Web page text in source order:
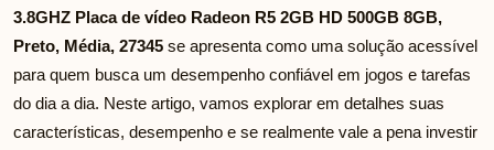
3.8GHZ Placa de vídeo Radeon R5 2GB HD 500GB 8GB,
Preto, Média, 27345 se apresenta como uma solução acessível
para quem busca um desempenho confiável em jogos e tarefas
do dia a dia. Neste artigo, vamos explorar em detalhes suas
características, desempenho e se realmente vale a pena investir